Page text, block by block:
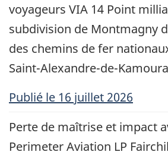
voyageurs VIA 14 Point
subdivision de Montmagny
des chemins de fer
Saint-Alexandre-de-
Publié le 16 juillet 2026
Perte de maîtrise et impact
Perimeter Aviation LP